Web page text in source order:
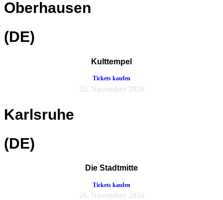
Oberhausen
(DE)
Kulttempel
Tickets kaufen
25. November 2026
Karlsruhe
(DE)
Die Stadtmitte
Tickets kaufen
26. November 2026